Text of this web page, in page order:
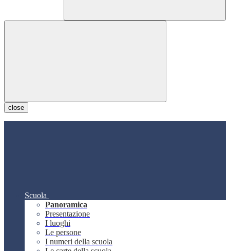
close
Scuola
Panoramica
Presentazione
I luoghi
Le persone
I numeri della scuola